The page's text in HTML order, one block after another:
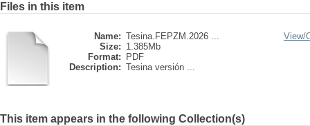
Files in this item
Name: Tesina.FEPZM.2026 ...
Size: 1.385Mb
Format:
PDF
Description: Tesina versión ...
View/
This item appears in the following Collection(s)